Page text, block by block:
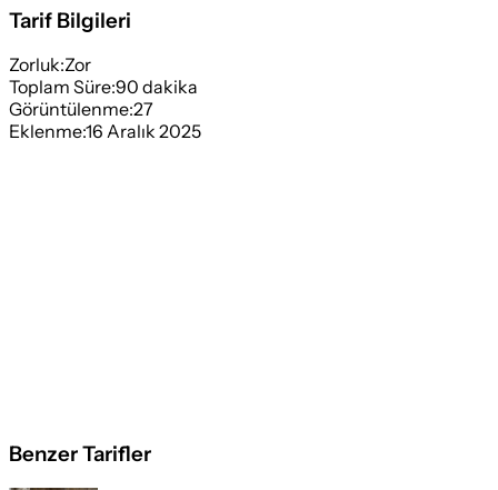
Tarif Bilgileri
Zorluk:Zor
Toplam Süre:90 dakika
Görüntülenme:27
Eklenme:16 Aralık 2025
Benzer Tarifler